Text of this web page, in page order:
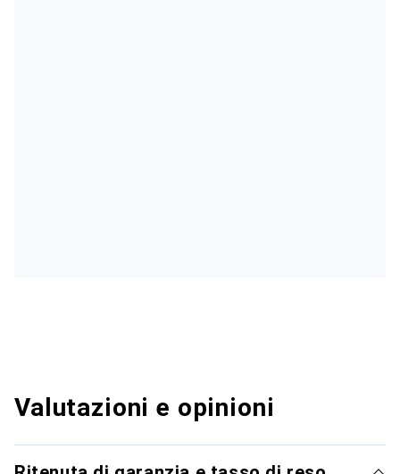
Valutazioni e opinioni